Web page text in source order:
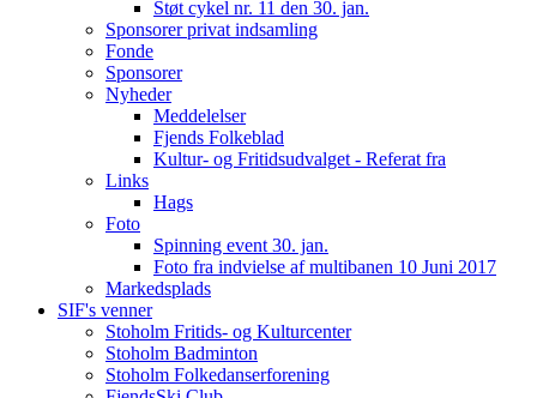
Støt cykel nr. 11 den 30. jan.
Sponsorer privat indsamling
Fonde
Sponsorer
Nyheder
Meddelelser
Fjends Folkeblad
Kultur- og Fritidsudvalget - Referat fra
Links
Hags
Foto
Spinning event 30. jan.
Foto fra indvielse af multibanen 10 Juni 2017
Markedsplads
SIF's venner
Stoholm Fritids- og Kulturcenter
Stoholm Badminton
Stoholm Folkedanserforening